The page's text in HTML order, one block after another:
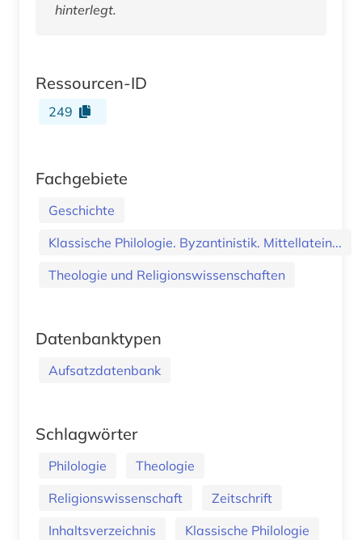
hinterlegt.
Ressourcen-ID
249
Fachgebiete
Geschichte
Klassische Philologie. Byzantinistik. Mittellatein...
Theologie und Religionswissenschaften
Datenbanktypen
Aufsatzdatenbank
Schlagwörter
Philologie
Theologie
Religionswissenschaft
Zeitschrift
Inhaltsverzeichnis
Klassische Philologie